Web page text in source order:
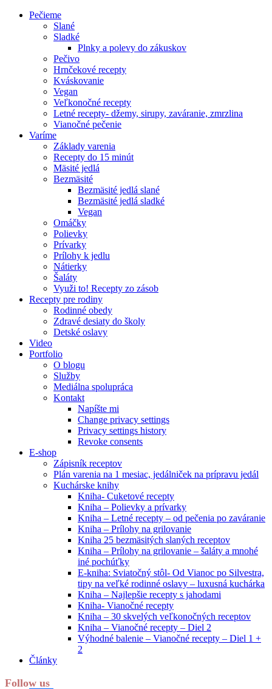
Pečieme
Slané
Sladké
Plnky a polevy do zákuskov
Pečivo
Hrnčekové recepty
Kváskovanie
Vegan
Veľkonočné recepty
Letné recepty- džemy, sirupy, zaváranie, zmrzlina
Vianočné pečenie
Varíme
Základy varenia
Recepty do 15 minút
Mäsité jedlá
Bezmäsité
Bezmäsité jedlá slané
Bezmäsité jedlá sladké
Vegan
Omáčky
Polievky
Prívarky
Prílohy k jedlu
Nátierky
Šaláty
Využi to! Recepty zo zásob
Recepty pre rodiny
Rodinné obedy
Zdravé desiaty do školy
Detské oslavy
Video
Portfolio
O blogu
Služby
Mediálna spolupráca
Kontakt
Napíšte mi
Change privacy settings
Privacy settings history
Revoke consents
E-shop
Zápisník receptov
Plán varenia na 1 mesiac, jedálniček na prípravu jedál
Kuchárske knihy
Kniha- Cuketové recepty
Kniha – Polievky a prívarky
Kniha – Letné recepty – od pečenia po zaváranie
Kniha – Prílohy na grilovanie
Kniha 25 bezmäsitých slaných receptov
Kniha – Prílohy na grilovanie – šaláty a mnohé
iné pochúťky
E-kniha: Sviatočný stôl- Od Vianoc po Silvestra,
tipy na veľké rodinné oslavy – luxusná kuchárka
Kniha – Najlepšie recepty s jahodami
Kniha- Vianočné recepty
Kniha – 30 skvelých veľkonočných receptov
Kniha – Vianočné recepty – Diel 2
Výhodné balenie – Vianočné recepty – Diel 1 +
2
Články
Follow us